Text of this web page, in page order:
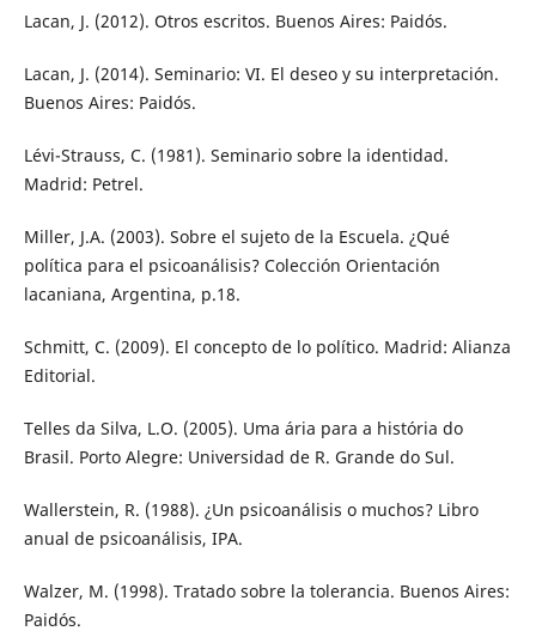
Lacan, J. (2012). Otros escritos. Buenos Aires: Paidós.
Lacan, J. (2014). Seminario: VI. El deseo y su interpretación.
Buenos Aires: Paidós.
Lévi-Strauss, C. (1981). Seminario sobre la identidad.
Madrid: Petrel.
Miller, J.A. (2003). Sobre el sujeto de la Escuela. ¿Qué
política para el psicoanálisis? Colección Orientación
lacaniana, Argentina, p.18.
Schmitt, C. (2009). El concepto de lo político. Madrid: Alianza
Editorial.
Telles da Silva, L.O. (2005). Uma ária para a história do
Brasil. Porto Alegre: Universidad de R. Grande do Sul.
Wallerstein, R. (1988). ¿Un psicoanálisis o muchos? Libro
anual de psicoanálisis, IPA.
Walzer, M. (1998). Tratado sobre la tolerancia. Buenos Aires:
Paidós.